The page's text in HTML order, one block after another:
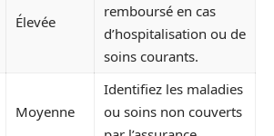
Élevée
remboursé en cas
d’hospitalisation ou de
soins courants.
Moyenne
Identifiez les maladies
ou soins non couverts